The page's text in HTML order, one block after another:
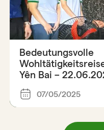
Bedeutungsvolle
Yên Bai –
07/05/2025